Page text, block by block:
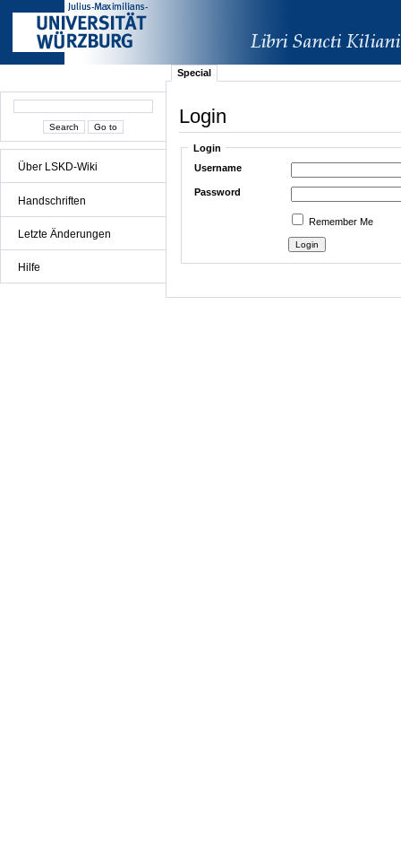
Über LSKD-Wiki
Handschriften
Letzte Änderungen
Hilfe
Special
Login
Login
Username
Password
Remember Me